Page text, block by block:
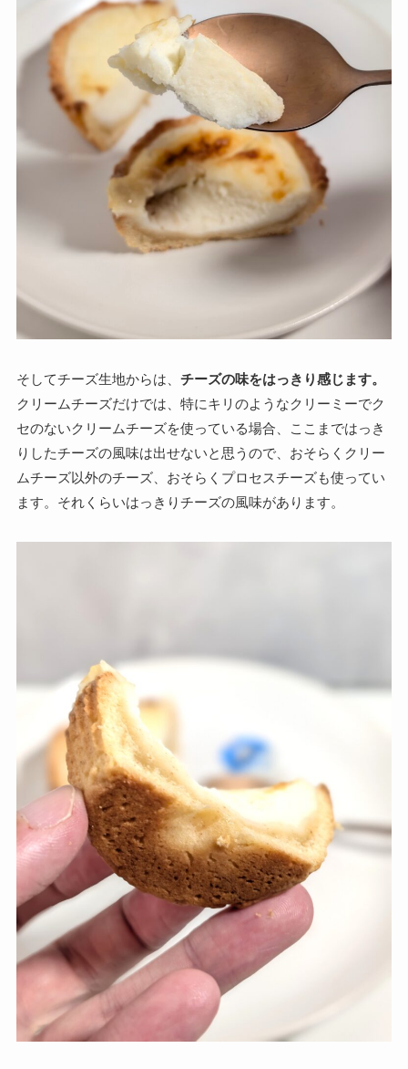
そしてチーズ生地からは、 チーズの味をはっきり感じます。
クリームチーズだけでは、特にキリのようなクリーミーでク
セのないクリームチーズを使っている場合、ここまではっき
りしたチーズの風味は出せないと思うので、おそらくクリー
ムチーズ以外のチーズ、おそらくプロセスチーズも使ってい
ます。それくらいはっきりチーズの風味があります。